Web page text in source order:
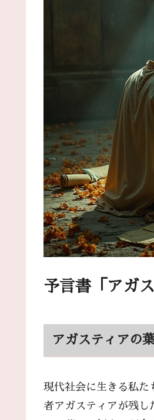
予言書「アガ
アガスティアの
現代社会に生きる私た
者アガスティアが残し